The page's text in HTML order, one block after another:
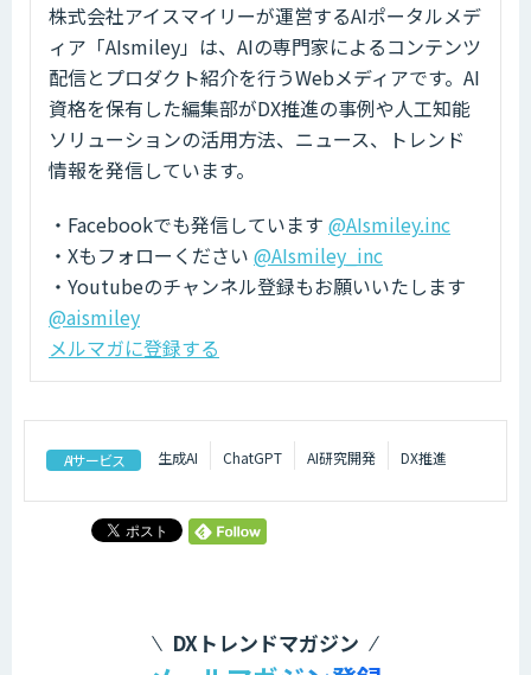
株式会社アイスマイリーが運営するAIポータルメデ
ィア「AIsmiley」は、AIの専門家によるコンテンツ
配信とプロダクト紹介を行うWebメディアです。AI
資格を保有した編集部がDX推進の事例や人工知能
ソリューションの活用方法、ニュース、トレンド
情報を発信しています。
・Facebookでも発信しています @AIsmiley.inc
・Xもフォローください @AIsmiley_inc
・Youtubeのチャンネル登録もお願いいたします
@aismiley
メルマガに登録する
AIサービス 生成AI ChatGPT AI研究開発 DX推進
DXトレンドマガジン